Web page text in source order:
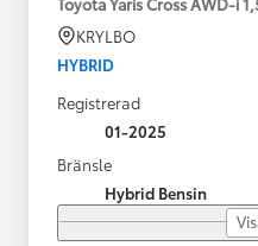
KRYLBO
HYBRID
Registrerad
01-2025
Bränsle
Hybrid Bensin